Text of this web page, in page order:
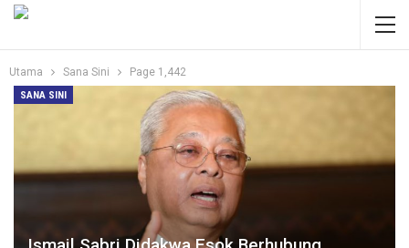
Utama Sana Sini Page 1,442
SANA SINI